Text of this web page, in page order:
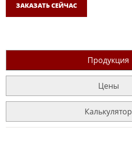
ЗАКАЗАТЬ СЕЙЧАС
Продукция
Цены
Калькулятор